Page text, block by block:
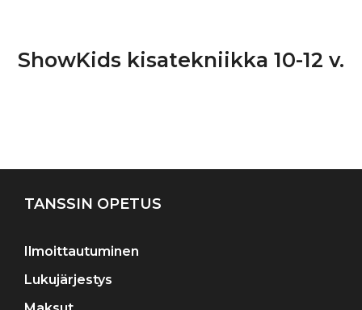
ShowKids kisatekniikka 10-12 v.
TANSSIN OPETUS
Ilmoittautuminen
Lukujärjestys